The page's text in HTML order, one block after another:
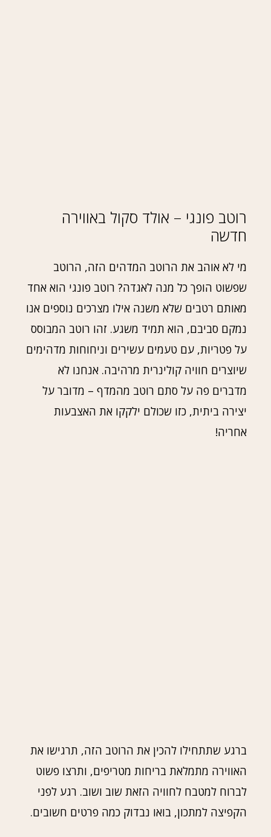
רוטב פונגי – אולד סקול באווירה
חדשה
מי לא אוהב את הרוטב המדהים הזה, הרוטב
שפשוט הופך כל מנה לאגדה? רוטב פונגי הוא אחד
מאותם רטבים שלא משנה אילו מצרכים נוספים אנו
נמקם סביבם, הוא תמיד משגע. זהו רוטב המבוסס
על פטריות, עם טעמים עשירים וניחוחות מדהימים
שיוצרים חוויה קולינרית מרהיבה. אנחנו לא
מדברים פה על סתם רוטב מהמדף – מדובר על
יצירה ביתית, כזו שכולם ילקקו את האצבעות
אחריה!
ברגע שתתחילו להכין את הרוטב הזה, תרגישו את
האווירה מתמלאת בריחות מטריפים, ותרצו פשוט
לברוח למטבח לחוויה הזאת שוב ושוב. רגע לפני
הקפיצה למתכון, בואו נבדוק כמה פרטים חשובים.